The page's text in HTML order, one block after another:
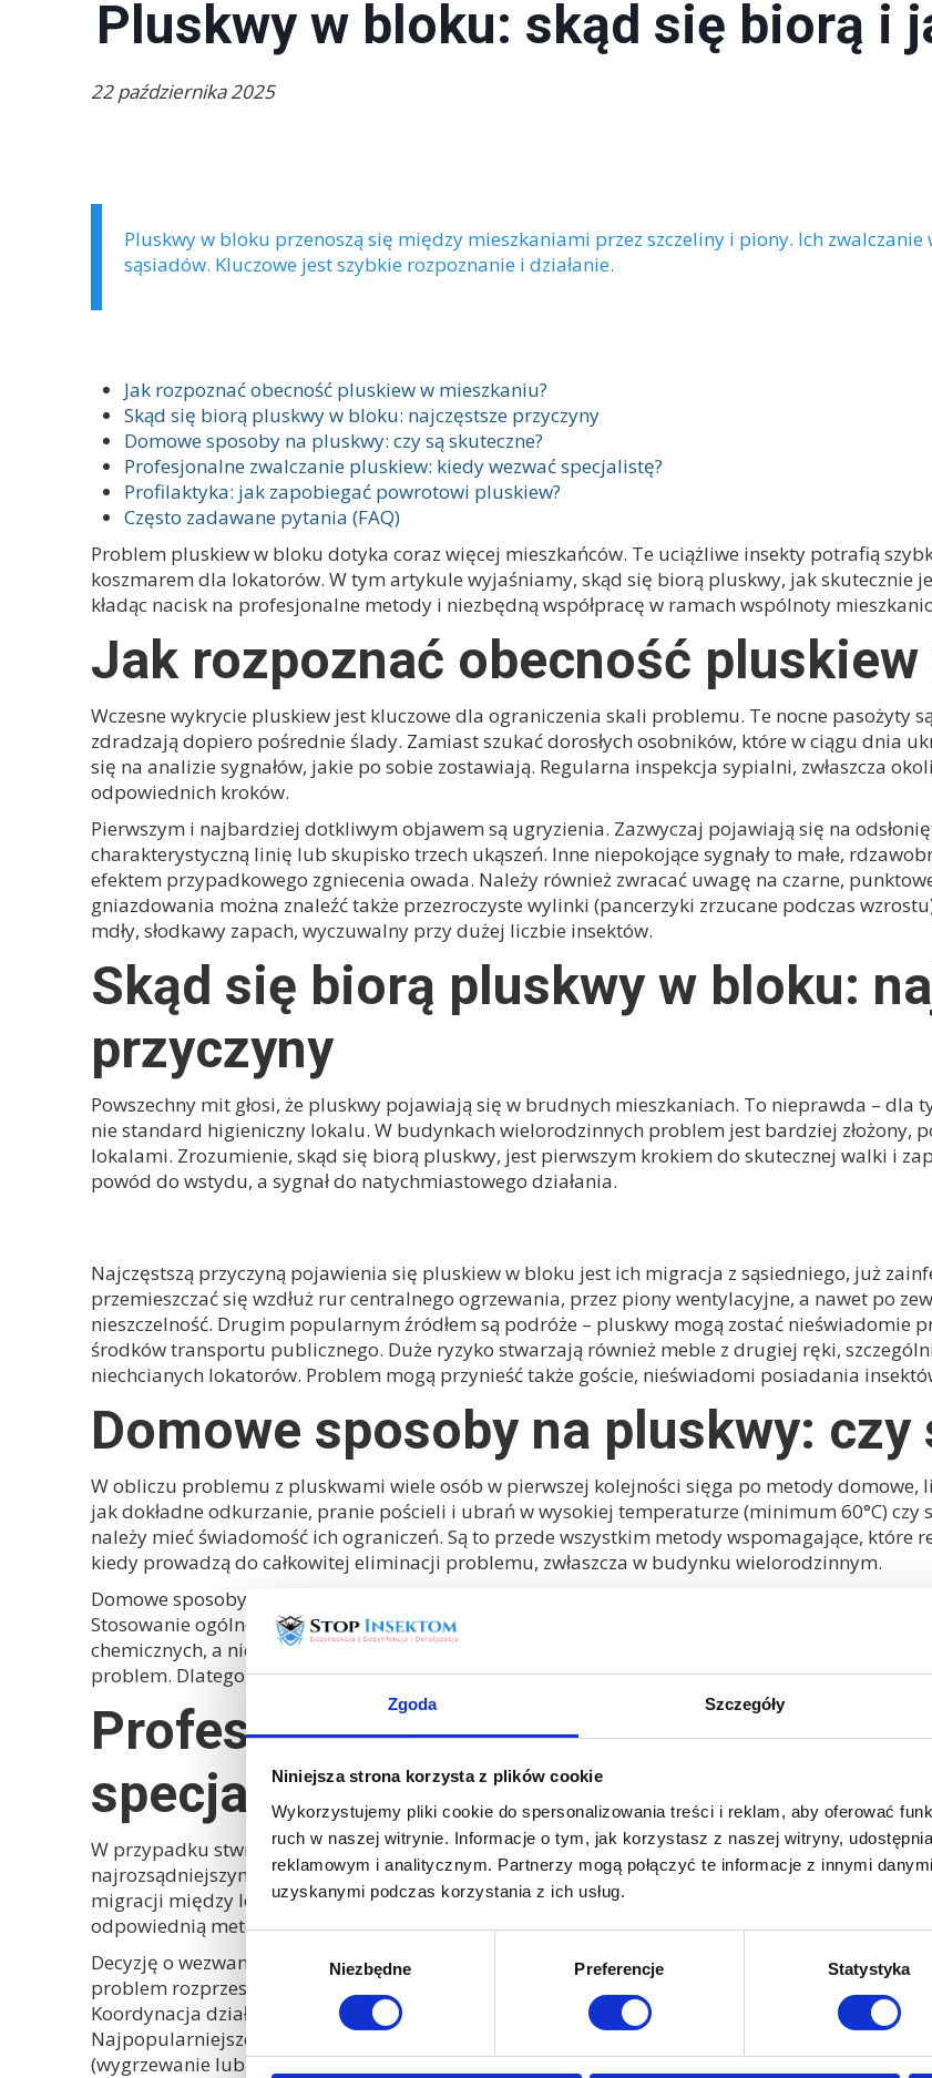
Zgoda Szczegóły
Niniejsza strona korzysta z plików cookie
Wykorzystujemy pliki cookie do spersonalizowania treści i reklam, aby oferować
ruch w naszej witrynie. Informacje o tym, jak korzystasz z naszej witryny,
reklamowym i analitycznym. Partnerzy mogą połączyć te informacje z innymi
uzyskanymi podczas korzystania z ich usług.
zgody
Niezbędne Preferencje Statystyka
Utylizacja mebli
Pluskwy w bloku: skąd się biorą i
22 października 2025
Pluskwy w bloku przenoszą się między mieszkaniami przez szczeliny i piony. Ich
sąsiadów. Kluczowe jest szybkie rozpoznanie i działanie.
Jak rozpoznać obecność pluskiew w mieszkaniu?
Skąd się biorą pluskwy w bloku: najczęstsze przyczyny
Domowe sposoby na pluskwy: czy są skuteczne?
Profesjonalne zwalczanie pluskiew: kiedy wezwać specjalistę?
Profilaktyka: jak zapobiegać powrotowi pluskiew?
Często zadawane pytania (FAQ)
Problem pluskiew w bloku dotyka coraz więcej mieszkańców. Te uciążliwe insekty potrafią
koszmarem dla lokatorów. W tym artykule wyjaśniamy, skąd się biorą pluskwy, jak skutecznie
kładąc nacisk na profesjonalne metody i niezbędną współpracę w ramach wspólnoty
Jak rozpoznać obecność
Wczesne wykrycie pluskiew jest kluczowe dla ograniczenia skali problemu. Te nocne pasożyty
zdradzają dopiero pośrednie ślady. Zamiast szukać dorosłych osobników, które w ciągu dnia
się na analizie sygnałów, jakie po sobie zostawiają. Regularna inspekcja sypialni, zwłaszcza
odpowiednich kroków.
Pierwszym i najbardziej dotkliwym objawem są ugryzienia. Zazwyczaj pojawiają się na
charakterystyczną linię lub skupisko trzech ukąszeń. Inne niepokojące sygnały to małe,
efektem przypadkowego zgniecenia owada. Należy również zwracać uwagę na czarne,
gniazdowania można znaleźć także przezroczyste wylinki (pancerzyki zrzucane podczas
mdły, słodkawy zapach, wyczuwalny przy dużej liczbie insektów.
Skąd się biorą pluskwy w bloku:
przyczyny
Powszechny mit głosi, że pluskwy pojawiają się w brudnych mieszkaniach. To nieprawda – dla
nie standard higieniczny lokalu. W budynkach wielorodzinnych problem jest bardziej złożony,
lokalami. Zrozumienie, skąd się biorą pluskwy, jest pierwszym krokiem do skutecznej walki i
powód do wstydu, a sygnał do natychmiastowego działania.
Najczęstszą przyczyną pojawienia się pluskiew w bloku jest ich migracja z sąsiedniego, już
przemieszczać się wzdłuż rur centralnego ogrzewania, przez piony wentylacyjne, a nawet po
nieszczelność. Drugim popularnym źródłem są podróże – pluskwy mogą zostać nieświadomie
środków transportu publicznego. Duże ryzyko stwarzają również meble z drugiej ręki,
niechcianych lokatorów. Problem mogą przynieść także goście, nieświadomi posiadania
Domowe sposoby na pluskwy: czy
W obliczu problemu z pluskwami wiele osób w pierwszej kolejności sięga po metody domowe,
jak dokładne odkurzanie, pranie pościeli i ubrań w wysokiej temperaturze (minimum 60°C)
należy mieć świadomość ich ograniczeń. Są to przede wszystkim metody wspomagające, które
kiedy prowadzą do całkowitej eliminacji problemu, zwłaszcza w budynku wielorodzinnym.
Domowe sposoby nie docierają do wszystkich kryjówek insektów, a co najważniejsze, często
Stosowanie ogólnodostępnych środków owadobójczych w sprayu również bywa nieskuteczne.
chemicznych, a nieprofesjonalny oprysk może jedynie rozproszyć owady po mieszkaniu,
problem. Dlatego metody te powinny być traktowane jako uzupełnienie profesjonalnych
Profesjonalne zwalczanie
specjalistę?
W przypadku stwierdzenia obecności pluskiew w bloku, wezwanie profesjonalnej firmy DDD
najrozsądniejszym i najskuteczniejszym rozwiązaniem. Samodzielna walka jest z góry skazana
migracji między lokalami. Profesjonalne pluskwy zwalczanie to jedyna metoda dająca
odpowiednią metodę, ale także poinstruuje, jak przygotować mieszkanie do zabiegu i co robić
Decyzję o wezwaniu fachowca należy podjąć natychmiast po odkryciu śladów insektów. Im
problem rozprzestrzeni się na sąsiednie mieszkania. Kluczowe jest również poinformowanie
Koordynacja działań i ewentualna kontrola sąsiednich lokali są niezbędne, aby skutecznie
Najpopularniejsze metody profesjonalne to oprysk ciśnieniowy specjalistycznymi preparatami,
(wygrzewanie lub wymrażanie), które są niezwykle skuteczne w niszczeniu wszystkich stadiów